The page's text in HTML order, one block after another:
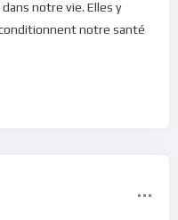
notre vie. Elles y
notre santé